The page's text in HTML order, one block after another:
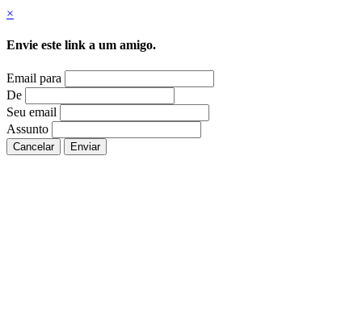
×
Envie este link a um amigo.
Email para
De
Seu email
Assunto
Cancelar Enviar